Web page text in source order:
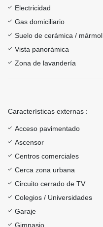
Electricidad
Gas domiciliario
Suelo de cerámica / mármol
Vista panorámica
Zona de lavandería
Características externas :
Acceso pavimentado
Ascensor
Centros comerciales
Cerca zona urbana
Circuito cerrado de TV
Colegios / Universidades
Garaje
Gimnasio